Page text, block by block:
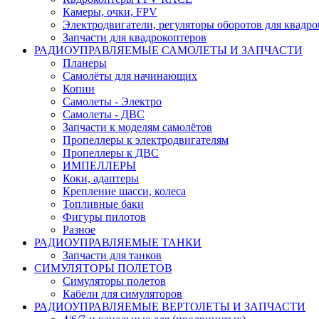
Камеры, очки, FPV
Электродвигатели, регуляторы оборотов для
Запчасти для квадрокоптеров
РАДИОУПРАВЛЯЕМЫЕ САМОЛЕТЫ И ЗАПЧАСТИ
Планеры
Самолёты для начинающих
Копии
Самолеты - Электро
Самолеты - ДВС
Запчасти к моделям самолётов
Пропеллеры к электродвигателям
Пропеллеры к ДВС
ИМПЕЛЛЕРЫ
Коки, адаптеры
Крепление шасси, колеса
Топливные баки
Фигуры пилотов
Разное
РАДИОУПРАВЛЯЕМЫЕ ТАНКИ
Запчасти для танков
СИМУЛЯТОРЫ ПОЛЕТОВ
Симуляторы полетов
Кабели для симуляторов
РАДИОУПРАВЛЯЕМЫЕ ВЕРТОЛЕТЫ И ЗАПЧАСТИ